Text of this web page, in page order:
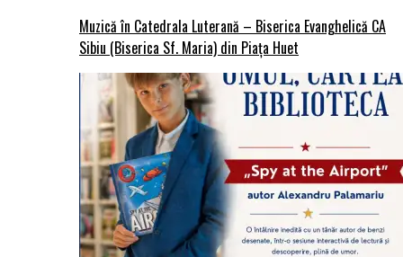
Muzică în Catedrala Luterană – Biserica Evanghelică CA
Sibiu (Biserica Sf. Maria) din Piaţa Huet